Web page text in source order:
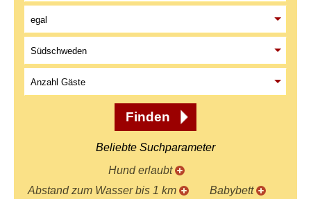
Beliebte Suchparameter
Hund erlaubt
Abstand zum Wasser bis 1 km
Babybett